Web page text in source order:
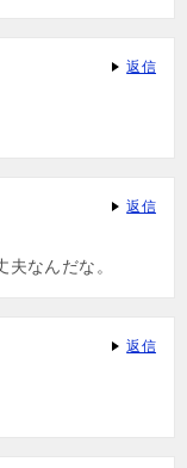
返信
なんだな。
返信
返信